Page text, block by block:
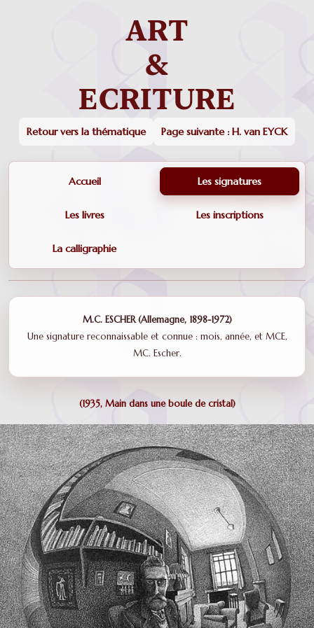
Retour vers la thématique Page suivante : H. van EYCK
Accueil Les signatures
Les livres Les inscriptions
La calligraphie
M.C. ESCHER (Allemagne, 1898-1972)
Une signature reconnaissable et connue : mois, année, et MCE,
MC. Escher.
(1935, Main dans une boule de cristal)